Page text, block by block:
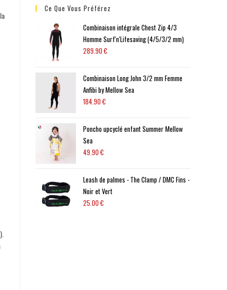
Ce Que Vous Préférez
Combinaison intégrale Chest Zip 4/3
Homme Surf'n'Lifesaving (4/5/3/2 mm)
289.90 €
Combinaison Long John 3/2 mm Femme
Anfibi by Mellow Sea
184.90 €
Poncho upcyclé enfant Summer Mellow
Sea
49.90 €
Leash de palmes - The Clamp / DMC Fins -
Noir et Vert
25.00 €